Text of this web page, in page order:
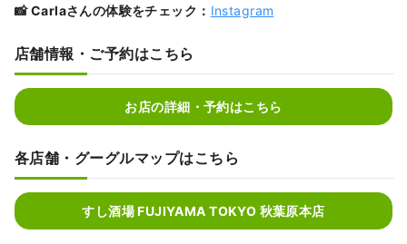
📸 Carlaさんの体験をチェック： Instagram
店舗情報・ご予約はこちら
お店の詳細・予約はこちら
各店舗・グーグルマップはこちら
すし酒場 FUJIYAMA TOKYO 秋葉原本店